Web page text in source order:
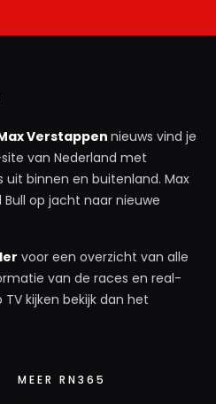
Verstappennieuws vind je
site van Nederland met
uit binnen en buitenland. Max
op jacht naar nieuwe
voor een overzicht van alle
van de races en real-
kijken bekijk dan het
MEER RN365